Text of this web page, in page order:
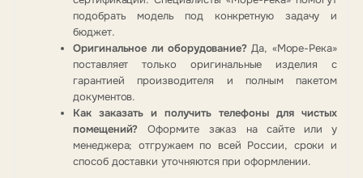
подобрать модель под конкретную задачу и
бюджет.
Оригинальное ли оборудование? Да, «Море-Река»
поставляет только оригинальные изделия с
гарантией производителя и полным пакетом
документов.
Как заказать и получить телефоны для чистых
помещений? Оформите заказ на сайте или у
менеджера; отгружаем по всей России, сроки и
способ доставки уточняются при оформлении.